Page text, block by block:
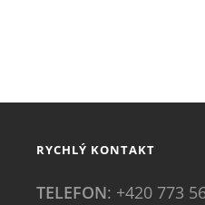
RYCHLÝ KONTAKT
TELEFON: +420 773